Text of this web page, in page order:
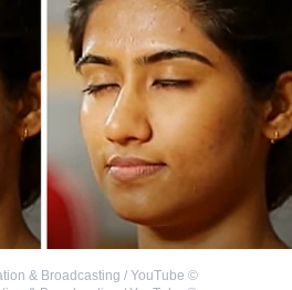
©
& Broadcasting / YouTube